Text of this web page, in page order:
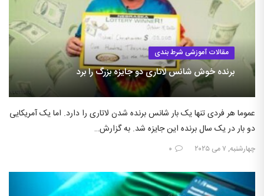
مقالات آموزشی شرط بندی
برنده خوش شانس لاتاری دو جایزه بزرگ را برد
عموما هر فردی تنها یک بار شانس برنده شدن لاتاری را دارد. اما یک آمریکایی
دو بار در یک سال برنده این جایزه شد. به گزارش…
چهارشنبه, ۷ می ۲۰۲۵ ۰